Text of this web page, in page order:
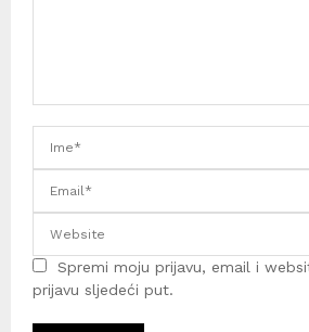
Spremi moju prijavu, email i
prijavu sljedeći put.